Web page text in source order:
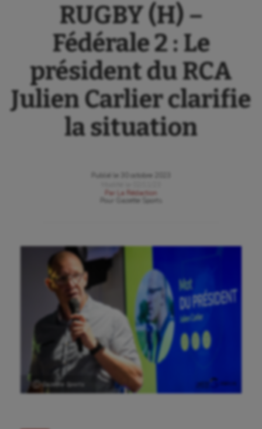
RUGBY (H) –
Fédérale 2 : Le
président du RCA
Julien Carlier clarifie
la situation
Publié le
30 octobre 2023
Par
La Rédaction
Gazette Sports
Ⓒ Gazette Sports